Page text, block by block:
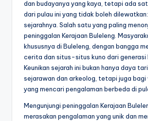
dan budayanya yang kaya, tetapi ada
dari pulau ini yang tidak boleh
sejarahnya. Salah satu yang paling
peninggalan Kerajaan Buleleng.
khususnya di Buleleng, dengan bangga
cerita dan situs-situs kuno dari generasi
Keunikan sejarah ini bukan hanya daya
sejarawan dan arkeolog, tetapi juga
yang mencari pengalaman berbeda di
Mengunjungi peninggalan Kerajaan
merasakan pengalaman yang unik dan